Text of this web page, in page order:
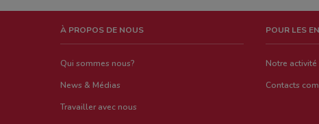
À PROPOS DE NOUS
Qui sommes nous?
News & Médias
Travailler avec nous
POUR LES
Notre activité
Contacts